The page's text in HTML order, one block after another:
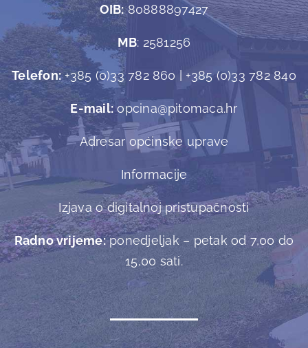
OIB:80888897427
MB: 2581256
Telefon:+385 (0)33 782 860 | +385 (0)33 782 840
E-mail:opcina@pitomaca.hr
Adresar općinske uprave
Informacije
Izjava o digitalnoj pristupačnosti
Radno vrijeme:ponedjeljak – petak od 7,00 do
15,00 sati.